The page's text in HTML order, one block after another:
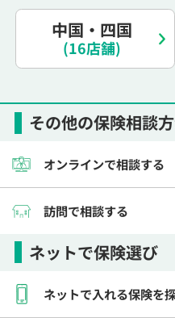
（
平日 / 土日祝日
※受付時間外にご
翌営業日の
その他の保険相談
オンラインで相談する
訪問で相談する
ネットで保険選び
ネットで入れる保険を
中国・四国
(16店舗)